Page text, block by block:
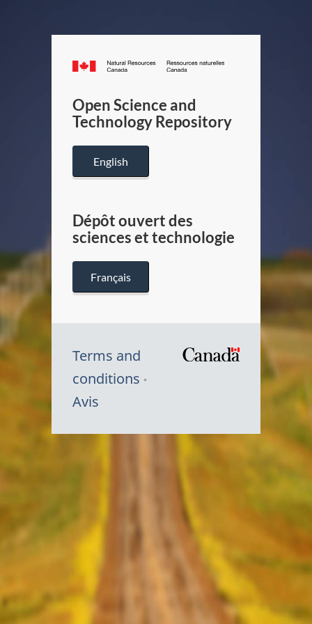
Canada.ca
/
Canada
Open Science and
Technology Repository
English
Dépôt ouvert des
sciences et technologie
Français
Terms and
conditions
Avis
Symbole
Canada